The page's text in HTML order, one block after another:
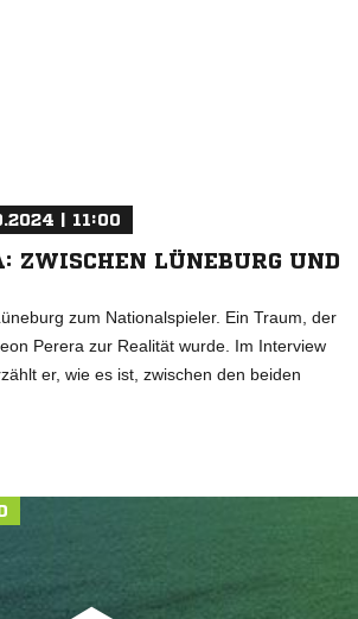
| 11:00
ZWISCHEN LÜNEBURG UND
zum Nationalspieler. Ein Traum, der
Perera zur Realität wurde. Im Interview
er, wie es ist, zwischen den beiden